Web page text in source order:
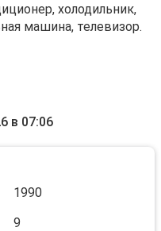
холодильник,
машина, телевизор.
в 07:06
1990
9